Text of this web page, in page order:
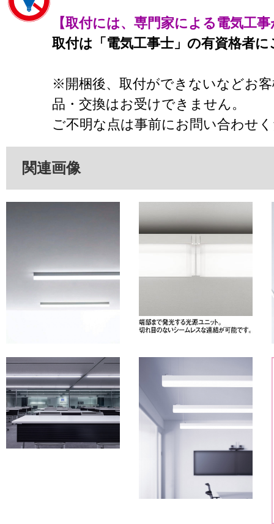
【取付には、専門家による電気工
取付は「電気工事士」の有資格者
※開梱後、取付ができないなどお
品・交換はお受けできません。
ご不明な点は事前にお問い合わせ
関連画像